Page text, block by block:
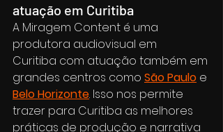
atuação em Curitiba
A Miragem Content é uma
produtora audiovisual em
Curitiba com atuação também em
grandes centros como São Paulo e
Belo Horizonte. Isso nos permite
trazer para Curitiba as melhores
práticas de produção e narrativa